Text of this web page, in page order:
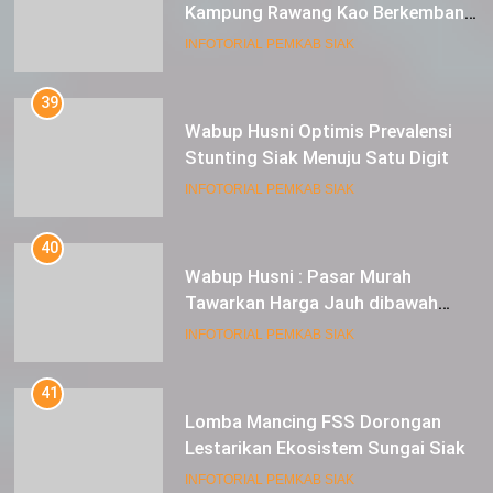
Kampung Rawang Kao Berkembang
Pesat
INFOTORIAL PEMKAB SIAK
39
Wabup Husni Optimis Prevalensi
Stunting Siak Menuju Satu Digit
INFOTORIAL PEMKAB SIAK
40
Wabup Husni : Pasar Murah
Tawarkan Harga Jauh dibawah
Pasar Tradisional
INFOTORIAL PEMKAB SIAK
41
Lomba Mancing FSS Dorongan
Lestarikan Ekosistem Sungai Siak
INFOTORIAL PEMKAB SIAK